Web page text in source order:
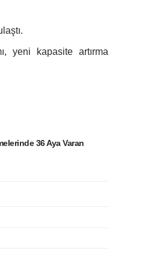
yeni kapasite artırma
36 Aya Varan